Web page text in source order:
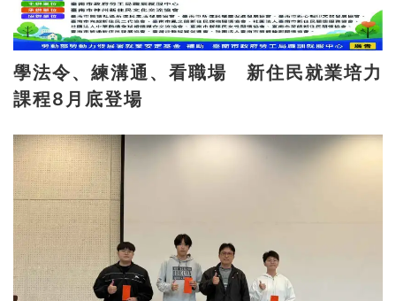
學法令、練溝通、看職場 新住民就業培力
課程8月底登場